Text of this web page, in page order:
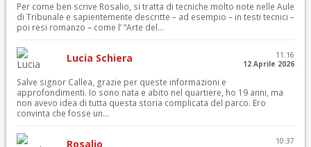
Per come ben scrive Rosalio, si tratta di tecniche molto note nelle Aule
di Tribunale e sapientemente descritte – ad esempio – in testi tecnici –
poi resi romanzo – come l’ “Arte del...
Lucia Schiera
11:16
12 Aprile 2026
Salve signor Callea, grazie per queste informazioni e
approfondimenti. Io sono nata e abito nel quartiere, ho 19 anni, ma
non avevo idea di tutta questa storia complicata del parco. Ero
convinta che fosse un...
Rosalio
10:37